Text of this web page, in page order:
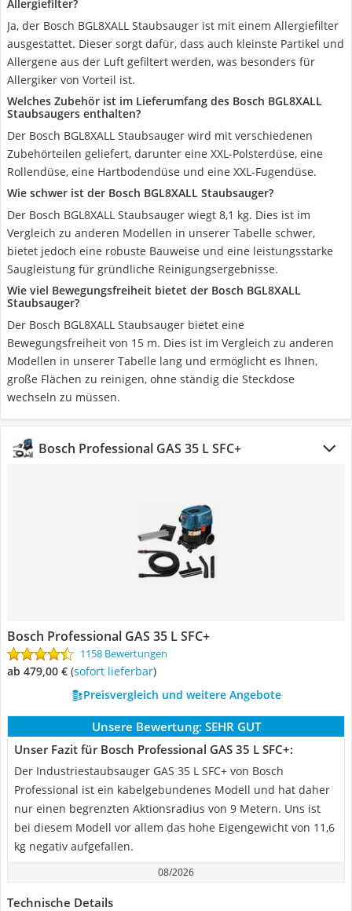
Allergiefilter?
Ja, der Bosch BGL8XALL Staubsauger ist mit einem Allergiefilter
ausgestattet. Dieser sorgt dafür, dass auch kleinste Partikel und
Allergene aus der Luft gefiltert werden, was besonders für
Allergiker von Vorteil ist.
Welches Zubehör ist im Lieferumfang des Bosch BGL8XALL
Staubsaugers enthalten?
Der Bosch BGL8XALL Staubsauger wird mit verschiedenen
Zubehörteilen geliefert, darunter eine XXL-Polsterdüse, eine
Rollendüse, eine Hartbodendüse und eine XXL-Fugendüse.
Wie schwer ist der Bosch BGL8XALL Staubsauger?
Der Bosch BGL8XALL Staubsauger wiegt 8,1 kg. Dies ist im
Vergleich zu anderen Modellen in unserer Tabelle schwer,
bietet jedoch eine robuste Bauweise und eine leistungsstarke
Saugleistung für gründliche Reinigungsergebnisse.
Wie viel Bewegungsfreiheit bietet der Bosch BGL8XALL
Staubsauger?
Der Bosch BGL8XALL Staubsauger bietet eine
Bewegungsfreiheit von 15 m. Dies ist im Vergleich zu anderen
Modellen in unserer Tabelle lang und ermöglicht es Ihnen,
große Flächen zu reinigen, ohne ständig die Steckdose
wechseln zu müssen.
Bosch Professional GAS 35 L SFC+
Bosch Professional GAS 35 L SFC+
1158 Bewertungen
ab 479,00 € ( Sofort lieferbar)
Preisvergleich und weitere Angebote
Unsere Bewertung: SEHR GUT
Unser Fazit für Bosch Professional GAS 35 L SFC+:
Der Industriestaubsauger GAS 35 L SFC+ von Bosch
Professional ist ein kabelgebundenes Modell und hat daher
nur einen begrenzten Aktionsradius von 9 Metern. Uns ist
bei diesem Modell vor allem das hohe Eigengewicht von 11,6
kg negativ aufgefallen.
08/2026
Technische Details